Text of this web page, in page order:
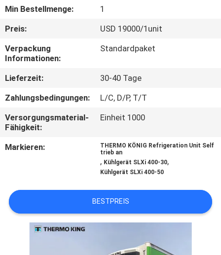
MIT
UNS
NEUIGKEITEN
SITEMAP
DATENSCHUTZRICHTLINIE
Min Bestellmenge:
1
Preis:
USD 19000/1unit
Verpackung
Informationen:
Standardpaket
Lieferzeit:
30-40 Tage
Zahlungsbedingungen:
L/C, D/P, T/T
Versorgungsmaterial-
Fähigkeit:
Einheit 1000
Markieren:
THERMO KÖNIG Refrigeration Unit Self
trieb an
, Kühlgerät SLXi 400-30,
Kühlgerät SLXi 400-50
BESTPREIS